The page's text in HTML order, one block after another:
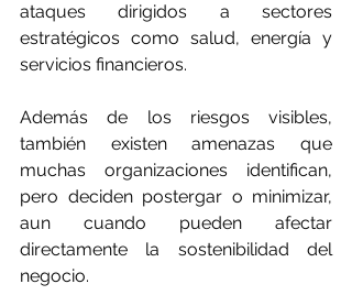
ataques dirigidos a sectores
estratégicos como salud, energía y
servicios financieros.
Además de los riesgos visibles,
también existen amenazas que
muchas organizaciones identifican,
pero deciden postergar o minimizar,
aun cuando pueden afectar
directamente la sostenibilidad del
negocio.